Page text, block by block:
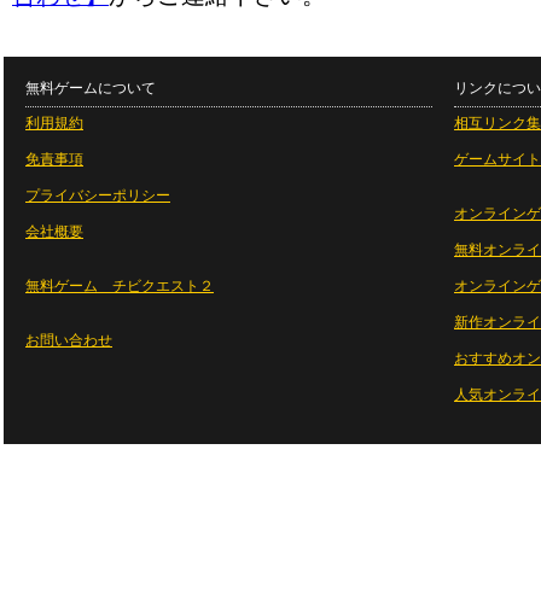
無料ゲームについて
利用規約
免責事項
プライバシーポリシー
会社概要
無料ゲーム チビクエスト２
お問い合わせ
リンクにつ
相互リンク集
ゲームサイ
オンライン
無料オンラ
オンライン
新作オンラ
おすすめオ
人気オンラ